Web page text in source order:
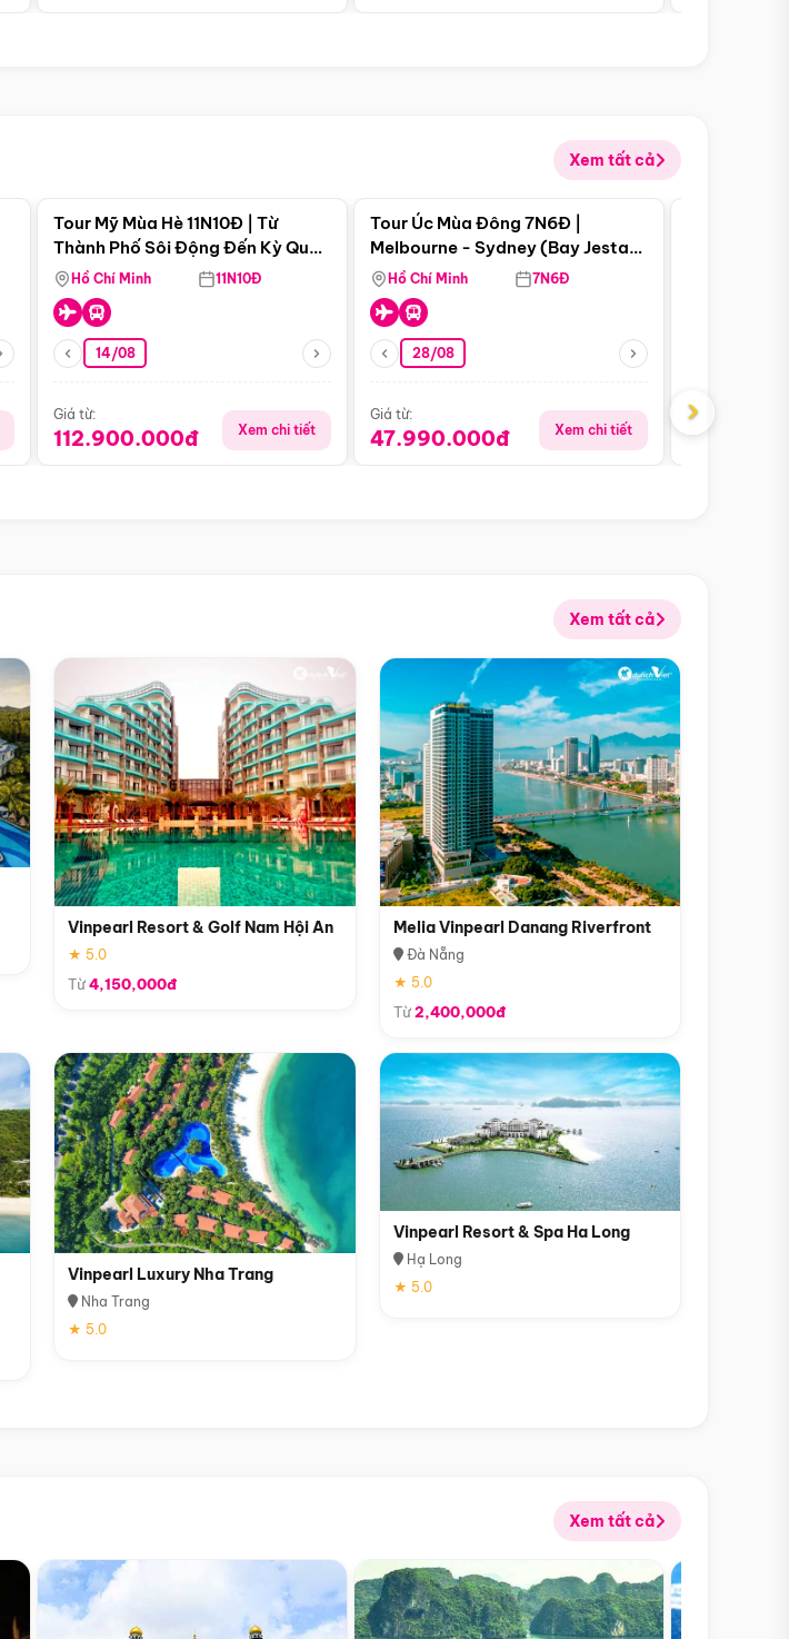
Xem tất cả
Tour Mỹ Mùa Hè 11N10Đ | Từ
Thành Phố Sôi Động Đến Kỳ Quan
Thiên Nhiên Mỹ
Hồ Chí Minh 11N10Đ
14/08
Giá từ:
112.900.000đ Xem chi tiết
Điểm nổi bật
Tour Úc Mùa Đông 7N6Đ |
Melbourne - Sydney (Bay Jestar
Airways)
Hồ Chí Minh 7N6Đ
28/08
Giá từ:
47.990.000đ Xem chi tiết
Giá từ:
›
Xem tất cả
Vinpearl Resort & Golf Nam Hội An
★ 5.0
Từ4,150,000đ
Melia Vinpearl Danang Riverfront
Đà Nẵng
★ 5.0
Từ2,400,000đ
Vinpearl Luxury Nha Trang
Nha Trang
★ 5.0
Vinpearl Resort & Spa Ha Long
Hạ Long
★ 5.0
Xem tất cả